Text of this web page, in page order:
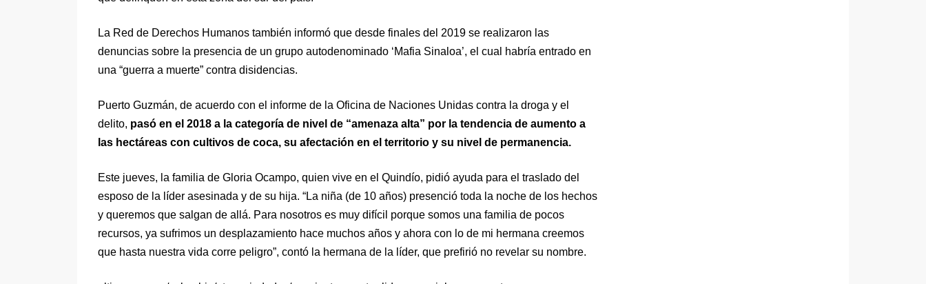
La Red de Derechos Humanos también informó que desde finales del 2019 se realizaron las
denuncias sobre la presencia de un grupo autodenominado ‘Mafia Sinaloa’, el cual habría entrado en
una “guerra a muerte” contra disidencias.
Puerto Guzmán, de acuerdo con el informe de la Oficina de Naciones Unidas contra la droga y el
delito, pasó en el 2018 a la categoría de nivel de “amenaza alta” por la tendencia de aumento a
las hectáreas con cultivos de coca, su afectación en el territorio y su nivel de permanencia.
Este jueves, la familia de Gloria Ocampo, quien vive en el Quindío, pidió ayuda para el traslado del
esposo de la líder asesinada y de su hija. “La niña (de 10 años) presenció toda la noche de los hechos
y queremos que salgan de allá. Para nosotros es muy difícil porque somos una familia de pocos
recursos, ya sufrimos un desplazamiento hace muchos años y ahora con lo de mi hermana creemos
que hasta nuestra vida corre peligro”, contó la hermana de la líder, que prefirió no revelar su nombre.